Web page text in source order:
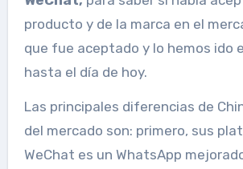
producto y de la marca en el
que fue aceptado y lo hemos ido
hasta el día de hoy.
Las principales diferencias de
del mercado son: primero, sus
WeChat es un WhatsApp